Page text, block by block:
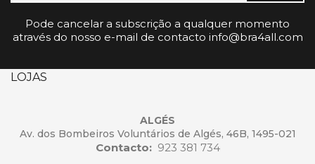
Pode cancelar a subscrição a qualquer momento
através do nosso e-mail de contacto info@bra4all.com
LOJAS
ALGÉS
Av. dos Bombeiros Voluntários de Algés, 46B, 1495-021
Contacto: 923 381 734